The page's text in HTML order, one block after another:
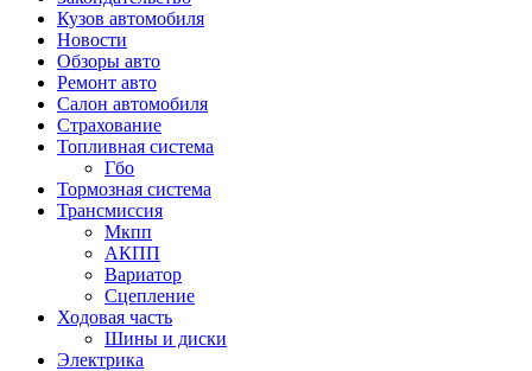
Кузов автомобиля
Новости
Обзоры авто
Ремонт авто
Салон автомобиля
Страхование
Топливная система
Гбо
Тормозная система
Трансмиссия
Мкпп
АКПП
Вариатор
Сцепление
Ходовая часть
Шины и диски
Электрика